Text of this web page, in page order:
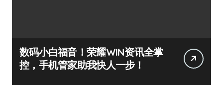
数码小白福音！荣耀WIN资讯全掌
控，手机管家助我快人一步！